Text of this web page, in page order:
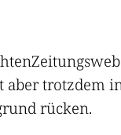
trotzdem
rücken.